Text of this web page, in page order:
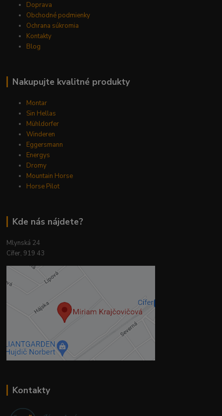
Doprava
Obchodné podmienky
Ochrana súkromia
Kontakty
Blog
Nakupujte kvalitné produkty
Montar
Sin Hellas
Mühldorfer
Winderen
Eggersmann
Energys
Dromy
Mountain Horse
Horse Pilot
Kde nás nájdete?
Mlynská 24
Cífer, 919 43
Kontakty